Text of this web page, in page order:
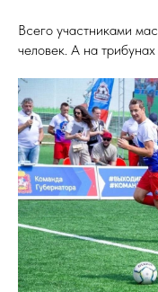
⁣⁣Всего участниками
человек. А на